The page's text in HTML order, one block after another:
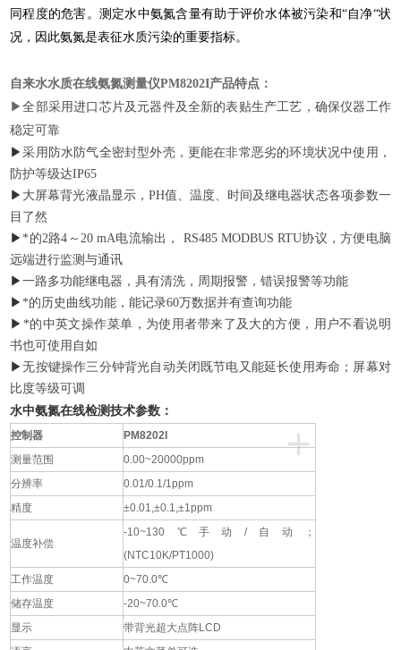
同程度的危害。测定水中氨氮含量有助于评价水体被污染和“自净“状
况，因此氨氮是表征水质污染的重要指标。
自来水水质在线氨氮测量仪PM8202I产品特点：
▶全部采用进口芯片及元器件及全新的表贴生产工艺，确保仪器工作
稳定可靠
▶采用防水防气全密封型外壳，更能在非常恶劣的环境状况中使用，
防护等级达IP65
▶ 大屏幕背光液晶显示，PH值、温度、时间及继电器状态各项参数一
目了然
▶ *的2路4～20 mA电流输出， RS485 MODBUS RTU协议，方便电脑
远端进行监测与通讯
▶一路多功能继电器，具有清洗，周期报警，错误报警等功能
▶ *的历史曲线功能，能记录60万数据并有查询功能
▶ *的中英文操作菜单，为使用者带来了及大的方便，用户不看说明
书也可使用自如
▶无按键操作三分钟背光自动关闭既节电又能延长使用寿命；屏幕对
比度等级可调
水中氨氮在线检测技术参数：
+
控制器
PM8202I
测量范围
0.00~20000ppm
分辨率
0.01/0.1/1ppm
精度
±0.01,±0.1,±1ppm
温度补偿
-10~130℃手动/自动；
(NTC10K/PT1000)
工作温度
0~70.0℃
储存温度
-20~70.0℃
显示
带背光超大点阵LCD